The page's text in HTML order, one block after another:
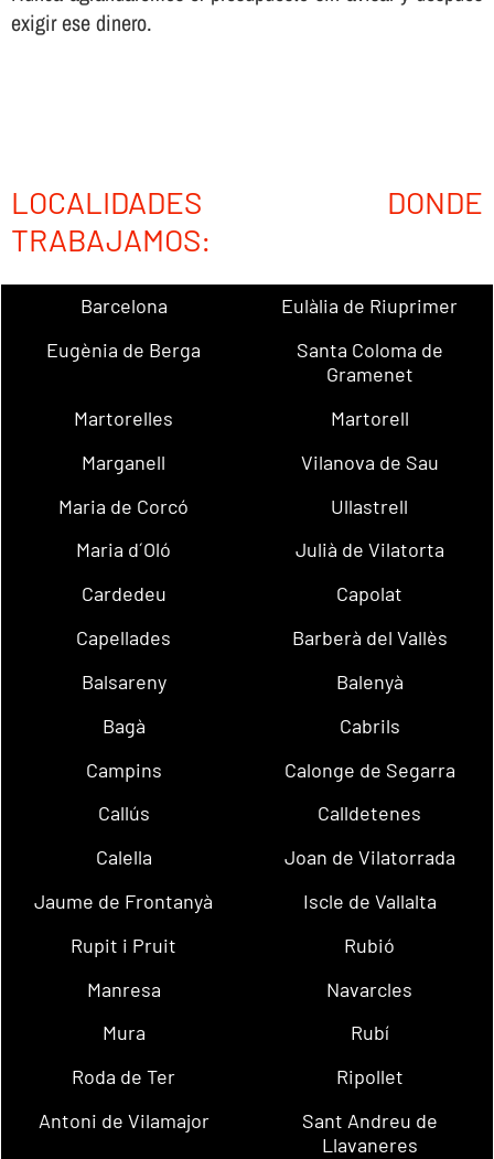
exigir ese dinero.
LOCALIDADES DONDE
TRABAJAMOS:
Barcelona
Eulàlia de Riuprimer
Eugènia de Berga
Santa Coloma de
Gramenet
Martorelles
Martorell
Marganell
Vilanova de Sau
Maria de Corcó
Ullastrell
Maria d´Oló
Julià de Vilatorta
Cardedeu
Capolat
Capellades
Barberà del Vallès
Balsareny
Balenyà
Bagà
Cabrils
Campins
Calonge de Segarra
Callús
Calldetenes
Calella
Joan de Vilatorrada
Jaume de Frontanyà
Iscle de Vallalta
Rupit i Pruit
Rubió
Manresa
Navarcles
Mura
Rubí
Roda de Ter
Ripollet
Antoni de Vilamajor
Sant Andreu de
Llavaneres